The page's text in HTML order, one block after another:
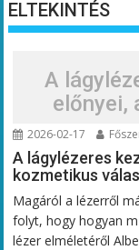
ELTEKINTÉS
A
előnyei,
2026-02-17
A lágylézeres
kozmetikus
Magáról a lézerről
folyt, hogy hogyan
lézer elméletéről